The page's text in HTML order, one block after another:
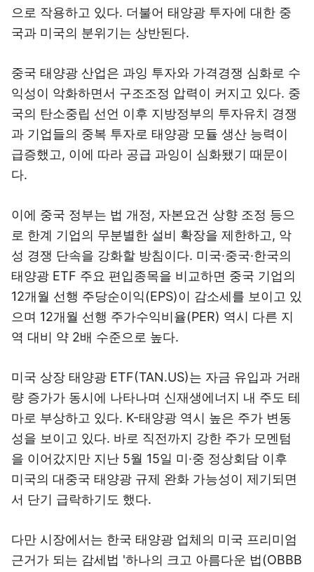
으로 작용하고 있다. 더불어 태양광 투자에 대한 중
국과 미국의 분위기는 상반된다.
중국 태양광 산업은 과잉 투자와 가격경쟁 심화로 수
익성이 악화하면서 구조조정 압력이 커지고 있다. 중
국의 탄소중립 선언 이후 지방정부의 투자유치 경쟁
과 기업들의 중복 투자로 태양광 모듈 생산 능력이
급증했고, 이에 따라 공급 과잉이 심화됐기 때문이
다.
이에 중국 정부는 법 개정, 자본요건 상향 조정 등으
로 한계 기업의 무분별한 설비 확장을 제한하고, 악
성 경쟁 단속을 강화할 방침이다. 미국·중국·한국의
태양광 ETF 주요 편입종목을 비교하면 중국 기업의
12개월 선행 주당순이익(EPS)이 감소세를 보이고 있
으며 12개월 선행 주가수익비율(PER) 역시 다른 지
역 대비 약 2배 수준으로 높다.
미국 상장 태양광 ETF(TAN.US)는 자금 유입과 거래
량 증가가 동시에 나타나며 신재생에너지 내 주도 테
마로 부상하고 있다. K-태양광 역시 높은 주가 변동
성을 보이고 있다. 바로 직전까지 강한 주가 모멘텀
을 이어갔지만 지난 5월 15일 미·중 정상회담 이후
미국의 대중국 태양광 규제 완화 가능성이 제기되면
서 단기 급락하기도 했다.
다만 시장에서는 한국 태양광 업체의 미국 프리미엄
근거가 되는 감세법 '하나의 크고 아름다운 법(OBBB